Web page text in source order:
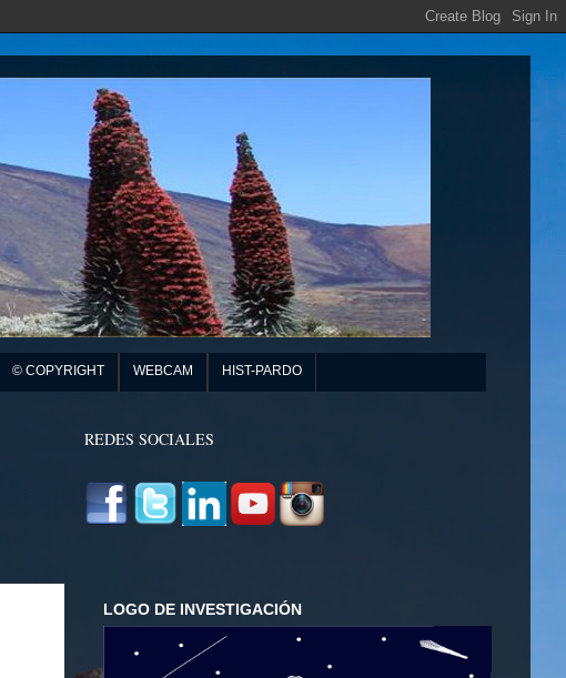
© COPYRIGHT WEBCAM HIST-PARDO
REDES SOCIALES
LOGO DE INVESTIGACIÓN